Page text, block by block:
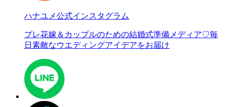
ハナユメ公式インスタグラム
プレ花嫁＆カップルのための結婚式準備メディア♡毎
日素敵なウエディングアイデアをお届け